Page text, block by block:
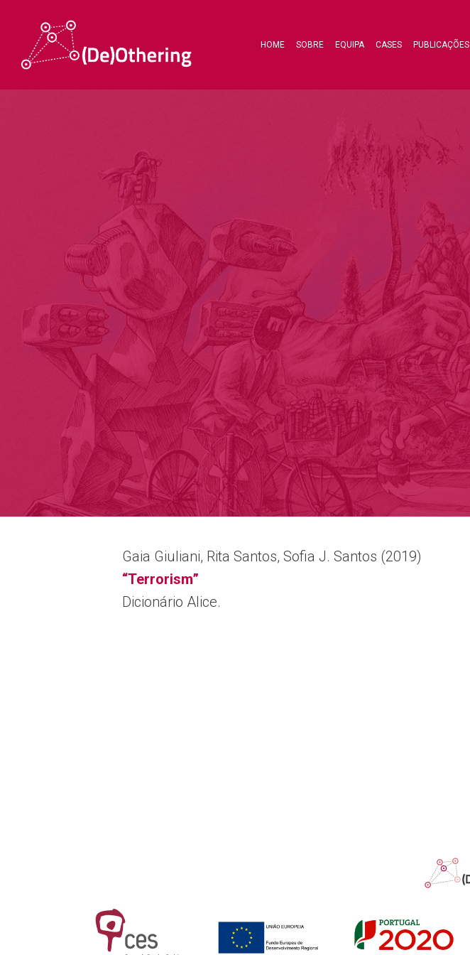
Hit enter to search or ESC to close
HOME SOBRE EQUIPA CASES PUBLICAÇÕES
Gaia Giuliani, Rita Santos, Sofia J. Santos (2019)
“Terrorism”
Dicionário Alice.